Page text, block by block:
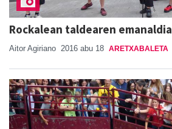
Rockalean taldearen emanaldia
Aitor Agiriano 2016 abu 18 ARETXABALETA